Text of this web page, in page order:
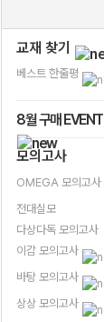
교재 찾기
베스트 한줄평
8월 구매 EVENT
모의고사
OMEGA 모의고사
전대실모
다상다독 모의고사
이감 모의고사
바탕 모의고사
상상 모의고사